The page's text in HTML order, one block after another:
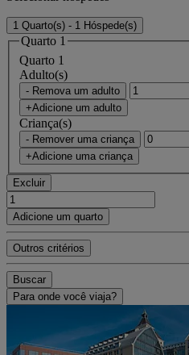
1 Quarto(s) - 1 Hóspede(s)
Quarto 1
Quarto 1
Adulto(s)
- Remova um adulto
+Adicione um adulto
Criança(s)
- Remover uma criança
+Adicione uma criança
Excluir
Adicione um quarto
Outros critérios
Buscar
Para onde você viaja?